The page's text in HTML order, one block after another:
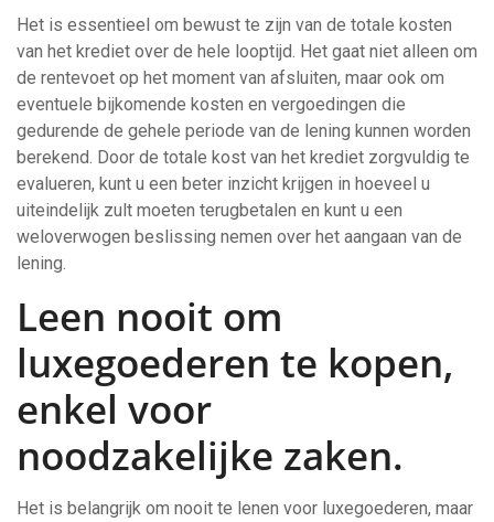
Het is essentieel om bewust te zijn van de totale kosten
van het krediet over de hele looptijd. Het gaat niet alleen om
de rentevoet op het moment van afsluiten, maar ook om
eventuele bijkomende kosten en vergoedingen die
gedurende de gehele periode van de lening kunnen worden
berekend. Door de totale kost van het krediet zorgvuldig te
evalueren, kunt u een beter inzicht krijgen in hoeveel u
uiteindelijk zult moeten terugbetalen en kunt u een
weloverwogen beslissing nemen over het aangaan van de
lening.
Leen nooit om
luxegoederen te kopen,
enkel voor
noodzakelijke zaken.
Het is belangrijk om nooit te lenen voor luxegoederen, maar